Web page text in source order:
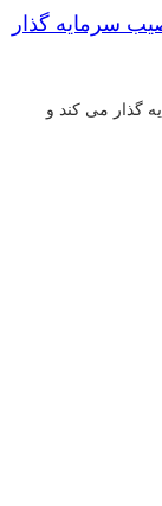
سرمایه گذار
گذار می کند و